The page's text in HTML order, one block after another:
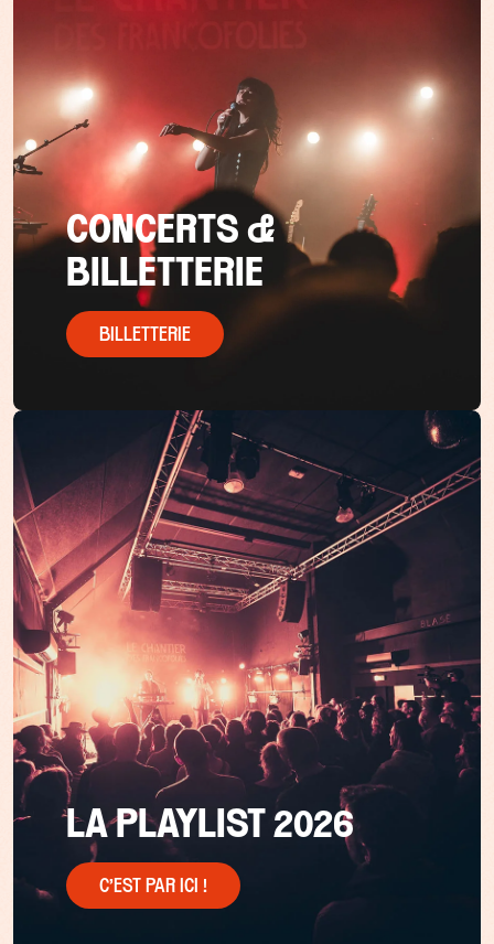
CONCERTS &
BILLETTERIE
BILLETTERIE
LA PLAYLIST 2026
C’EST PAR ICI !